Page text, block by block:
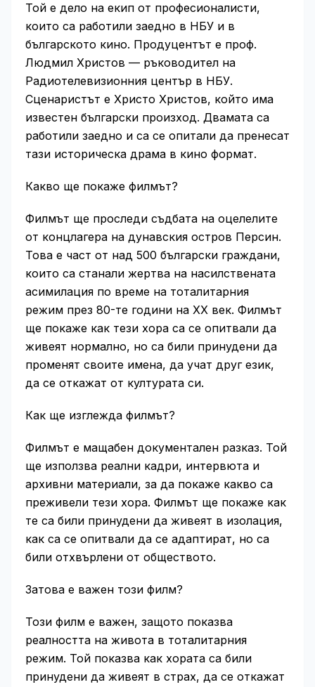
Той е дело на екип от професионалисти,
които са работили заедно в НБУ и в
българското кино. Продуцентът е проф.
Людмил Христов — ръководител на
Радиотелевизионния център в НБУ.
Сценаристът е Христо Христов, който има
известен български произход. Двамата са
работили заедно и са се опитали да пренесат
тази историческа драма в кино формат.
Какво ще покаже филмът?
Филмът ще проследи съдбата на оцелелите
от концлагера на дунавския остров Персин.
Това е част от над 500 български граждани,
които са станали жертва на насилствената
асимилация по време на тоталитарния
режим през 80-те години на ХХ век. Филмът
ще покаже как тези хора са се опитвали да
живеят нормално, но са били принудени да
променят своите имена, да учат друг език,
да се откажат от културата си.
Как ще изглежда филмът?
Филмът е мащабен документален разказ. Той
ще използва реални кадри, интервюта и
архивни материали, за да покаже какво са
преживели тези хора. Филмът ще покаже как
те са били принудени да живеят в изолация,
как са се опитвали да се адаптират, но са
били отхвърлени от обществото.
Затова е важен този филм?
Този филм е важен, защото показва
реалността на живота в тоталитарния
режим. Той показва как хората са били
принудени да живеят в страх, да се откажат